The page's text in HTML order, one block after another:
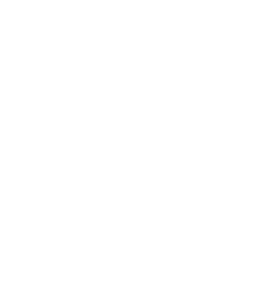
Los ministros Marlaska,
comparecerán por las crisis de
Cae una de las mayores
personas y droga en España:
¿Hasta qué hora abre el
Málaga? Consulta las